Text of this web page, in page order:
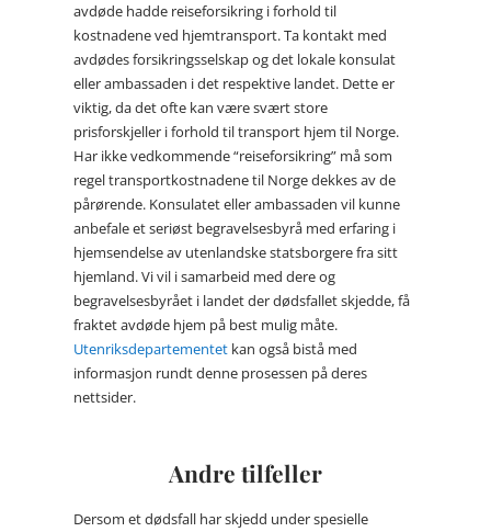
avdøde hadde reiseforsikring i forhold til
kostnadene ved hjemtransport. Ta kontakt med
avdødes forsikringsselskap og det lokale konsulat
eller ambassaden i det respektive landet. Dette er
viktig, da det ofte kan være svært store
prisforskjeller i forhold til transport hjem til Norge.
Har ikke vedkommende “reiseforsikring” må som
regel transportkostnadene til Norge dekkes av de
pårørende. Konsulatet eller ambassaden vil kunne
anbefale et seriøst begravelsesbyrå med erfaring i
hjemsendelse av utenlandske statsborgere fra sitt
hjemland. Vi vil i samarbeid med dere og
begravelsesbyrået i landet der dødsfallet skjedde, få
fraktet avdøde hjem på best mulig måte.
Utenriksdepartementet kan også bistå med
informasjon rundt denne prosessen på deres
nettsider.
Andre tilfeller
Dersom et dødsfall har skjedd under spesielle